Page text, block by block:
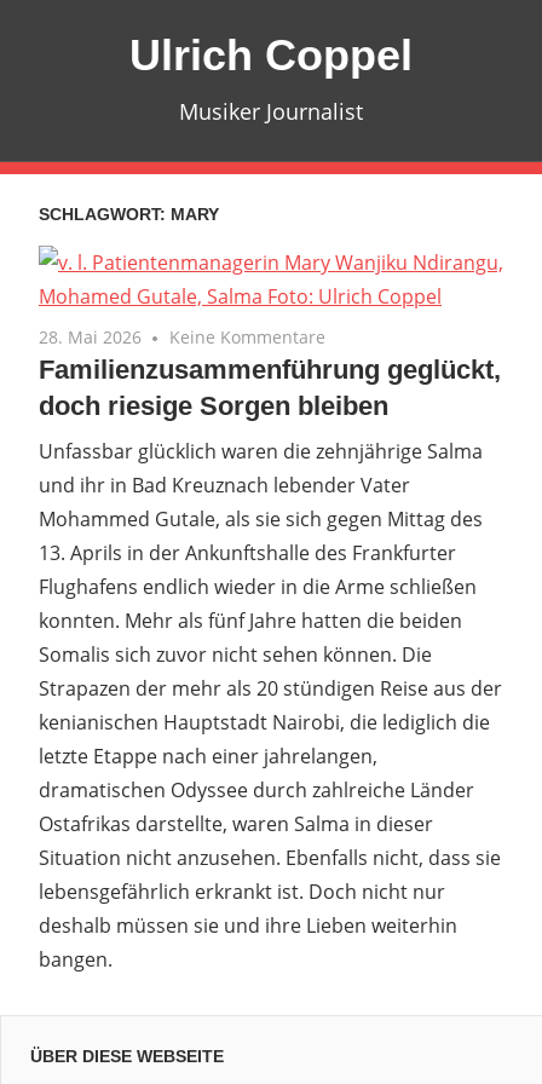
Ulrich Coppel
Musiker Journalist
SCHLAGWORT: MARY
28. Mai 2026 Keine Kommentare
Familienzusammenführung geglückt,
doch riesige Sorgen bleiben
Unfassbar glücklich waren die zehnjährige Salma
und ihr in Bad Kreuznach lebender Vater
Mohammed Gutale, als sie sich gegen Mittag des
13. Aprils in der Ankunftshalle des Frankfurter
Flughafens endlich wieder in die Arme schließen
konnten. Mehr als fünf Jahre hatten die beiden
Somalis sich zuvor nicht sehen können. Die
Strapazen der mehr als 20 stündigen Reise aus der
kenianischen Hauptstadt Nairobi, die lediglich die
letzte Etappe nach einer jahrelangen,
dramatischen Odyssee durch zahlreiche Länder
Ostafrikas darstellte, waren Salma in dieser
Situation nicht anzusehen. Ebenfalls nicht, dass sie
lebensgefährlich erkrankt ist. Doch nicht nur
deshalb müssen sie und ihre Lieben weiterhin
bangen.
ÜBER DIESE WEBSEITE